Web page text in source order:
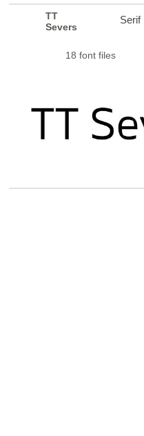
TT
Severs
Serif
18 font files